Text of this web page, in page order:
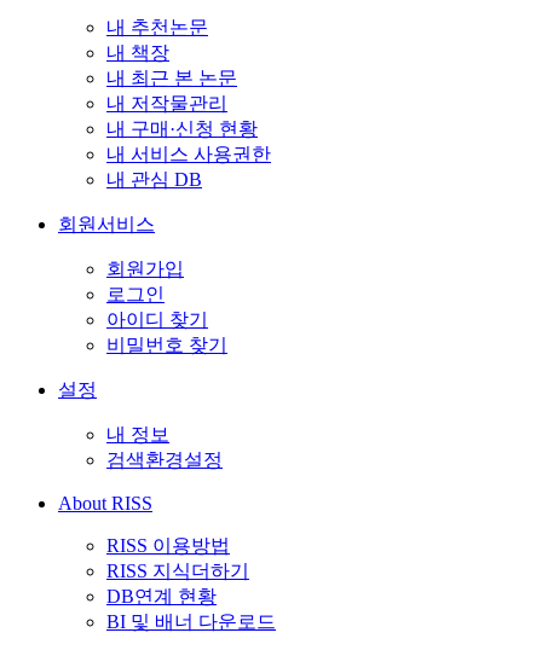
내 추천논문
내 책장
내 최근 본 논문
내 저작물관리
내 구매·신청 현황
내 서비스 사용권한
내 관심 DB
회원서비스
회원가입
로그인
아이디 찾기
비밀번호 찾기
설정
내 정보
검색환경설정
About RISS
RISS 이용방법
RISS 지식더하기
DB연계 현황
BI 및 배너 다운로드